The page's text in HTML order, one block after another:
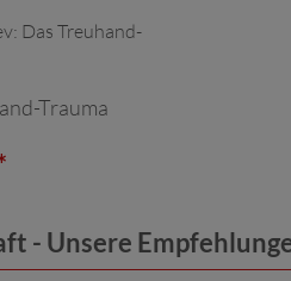
Trauma
- Unsere